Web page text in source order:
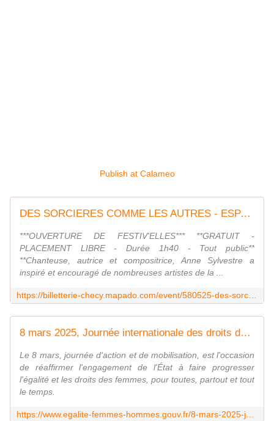
Publish at Calameo
DES SORCIERES COMME LES AUTRES - ESPACE GEORGE SAND - Billetterie officielle
***OUVERTURE DE FESTIV'ELLES*** **GRATUIT -
PLACEMENT LIBRE - Durée 1h40 - Tout public**
**Chanteuse, autrice et compositrice, Anne Sylvestre a
inspiré et encouragé de nombreuses artistes de la ...
8 mars 2025, Journée internationale des droits des femmes | Égalité-femmes-hommes
Le 8 mars, journée d'action et de mobilisation, est l'occasion
de réaffirmer l'engagement de l'État à faire progresser
l'égalité et les droits des femmes, pour toutes, partout et tout
le temps.